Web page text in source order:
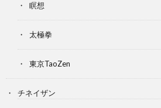
瞑想
太極拳
東京TaoZen
チネイザン